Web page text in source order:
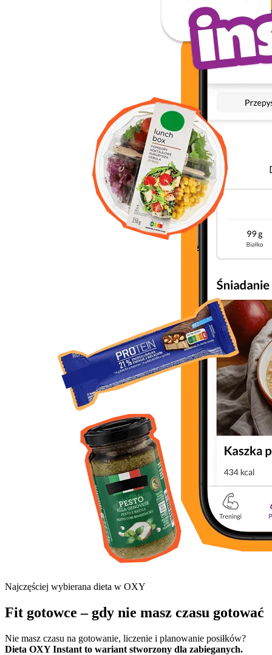
Najczęściej wybierana dieta w OXY
Fit gotowce – gdy nie masz czasu gotować
Nie masz czasu na gotowanie, liczenie i planowanie posiłków?
Dieta OXY Instant to wariant stworzony dla zabieganych.